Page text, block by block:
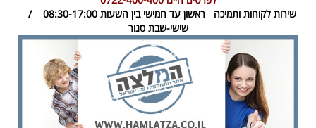
שירות לקוחות ותמיכה
ראשון עד חמישי בין השעות 08:30-17:00 /
שישי-שבת סגור